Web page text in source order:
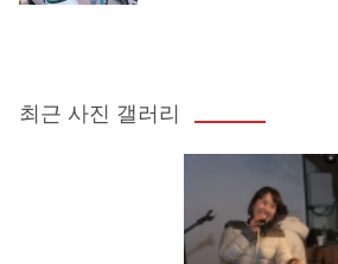
최근 사진 갤러리